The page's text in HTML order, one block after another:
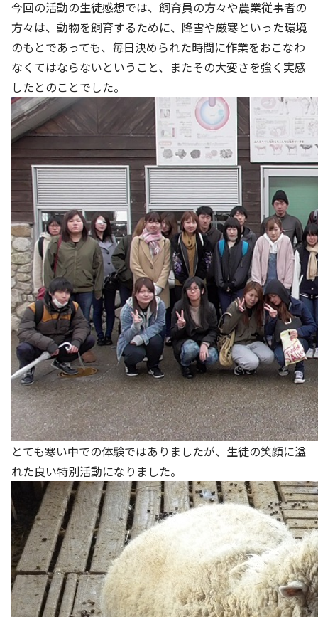
今回の活動の生徒感想では、飼育員の方々や農業従事者の
方々は、動物を飼育するために、降雪や厳寒といった環境
のもとであっても、毎日決められた時間に作業をおこなわ
なくてはならないということ、またその大変さを強く実感
したとのことでした。
とても寒い中での体験ではありましたが、生徒の笑顔に溢
れた良い特別活動になりました。